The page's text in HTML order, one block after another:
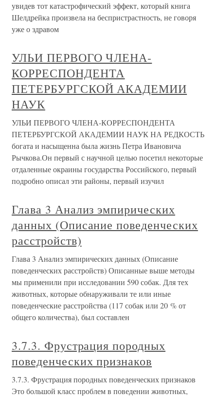
увидев тот катастрофический эффект, который книга
Шелдрейка произвела на беспристрастность, не говоря
уже о здравом
УЛЬИ ПЕРВОГО ЧЛЕНА-
КОРРЕСПОНДЕНТА
ПЕТЕРБУРГСКОЙ АКАДЕМИИ
НАУК
УЛЬИ ПЕРВОГО ЧЛЕНА-КОРРЕСПОНДЕНТА
ПЕТЕРБУРГСКОЙ АКАДЕМИИ НАУК НА РЕДКОСТЬ
богата и насыщенна была жизнь Петра Ивановича
Рычкова.Он первый с научной целью посетил некоторые
отдаленные окраины государства Российского, первый
подробно описал эти районы, первый изучил
Глава 3 Анализ эмпирических
данных (Описание поведенческих
расстройств)
Глава 3 Анализ эмпирических данных (Описание
поведенческих расстройств) Описанные выше методы
мы применили при исследовании 590 собак. Для тех
животных, которые обнаруживали те или иные
поведенческие расстройства (117 собак или 20 % от
общего количества), был составлен
3.7.3. Фрустрация породных
поведенческих признаков
3.7.3. Фрустрация породных поведенческих признаков
Это большой класс проблем в поведении животных,